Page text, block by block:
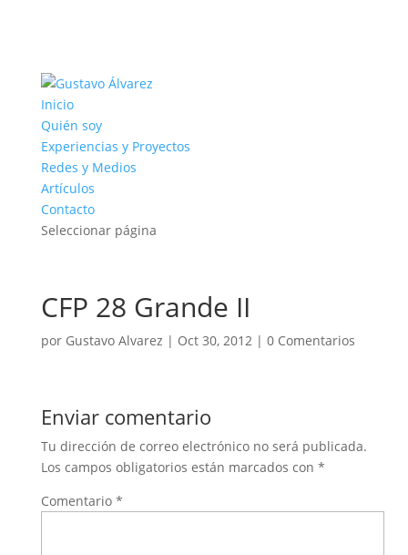
Inicio
Quién soy
Experiencias y Proyectos
Redes y Medios
Artículos
Contacto
Seleccionar página
CFP 28 Grande II
por Gustavo Alvarez | Oct 30, 2012| 0 Comentarios
Enviar comentario
Tu dirección de correo electrónico no será publicada.
Los campos obligatorios están marcados con *
Comentario *